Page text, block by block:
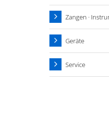
Zangen ·
Geräte
Service